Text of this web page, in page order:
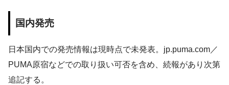
国内発売
日本国内での発売情報は現時点で未発表。jp.puma.com／
PUMA原宿などでの取り扱い可否を含め、続報があり次第
追記する。